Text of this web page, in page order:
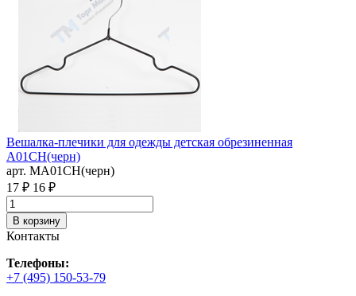
Вешалка-плечики для одежды детская обрезиненная
A01CH(черн)
арт. MA01CH(черн)
17 ₽ 16 ₽
В корзину
Контакты
Телефоны:
+7 (495) 150-53-79